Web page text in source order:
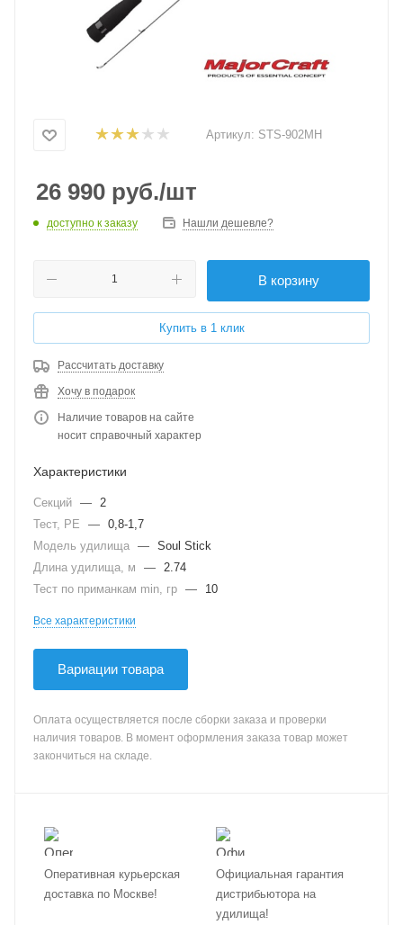
Артикул: STS-902MH
26 990 руб./шт
доступно к заказу Нашли дешевле?
В корзину
Купить в 1 клик
Рассчитать доставку
Хочу в подарок
Наличие товаров на сайте
носит справочный характер
Характеристики
Секций — 2
Тест, PE
— 0,8-1,7
Модель удилища — Soul Stick
Длина удилища, м
— 2.74
Тест по приманкам min, гр — 10
Все характеристики
Вариации товара
Оплата осуществляется после сборки заказа и проверки
наличия товаров. В момент оформления заказа товар может
закончиться на складе.
Оперативная курьерская
доставка по Москве!
Официальная гарантия
дистрибьютора на
удилища!